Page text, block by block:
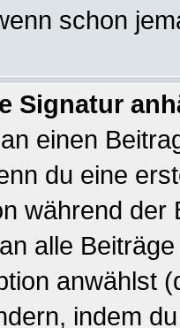
schon
Signatur
einen
du eine
während der
alle
anwählst
indem